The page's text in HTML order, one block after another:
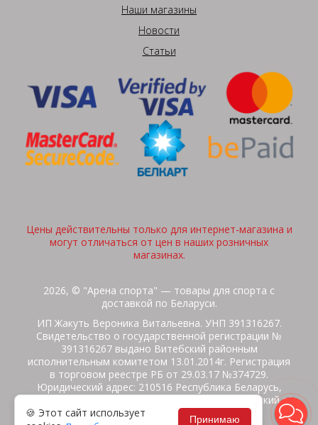
Наши магазины
Новости
Статьи
Цены действительны только для интернет-магазина и
могут отличаться от цен в наших розничных
магазинах.
2026, © "Арена спорта" — товары для спорта с
доставкой по Беларуси.
ИП Жакуть Вероника Витальевна. УНП 391316267.
Свидетельство о государственной регистрации №
391316267 выдано Витебский районным
исполнительным комитетом 13.01.2014г. Регистрация
в торговом реестре РБ от 29.03.17 №374729.
Юридический адрес: 210516 Республика Беларусь,
Витебская область, Витебский район, Бабиничский с/
с, аг.Ольгово, ул.Школьная
🍪 Этот сайт использует
Принимаю